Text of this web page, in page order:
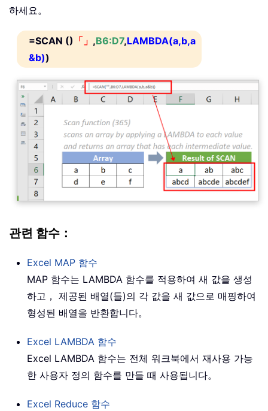
하세요。
=SCAN () 「」 ,B6:D7,LAMBDA(a,b,a
&b))
관련 함수：
Excel MAP 함수
MAP 함수는 LAMBDA 함수를 적용하여 새 값을 생성
하고， 제공된 배열(들)의 각 값을 새 값으로 매핑하여
형성된 배열을 반환합니다。
Excel LAMBDA 함수
Excel LAMBDA 함수는 전체 워크북에서 재사용 가능
한 사용자 정의 함수를 만들 때 사용됩니다。
Excel Reduce 함수